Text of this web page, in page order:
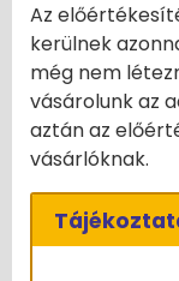
Az
kerülnek
még nem
vásárolunk az
aztán az
vásárlóknak.